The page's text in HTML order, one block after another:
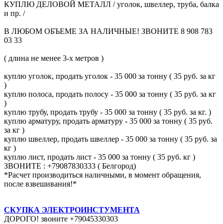
КУПЛЮ ДЕЛОВОЙ МЕТАЛЛ / уголок, швеллер, труба, балка
и пр. /
В ЛЮБОМ ОБЪЕМЕ ЗА НАЛИЧНЫЕ! ЗВОНИТЕ 8 908 783
03 33
( длина не менее 3-х метров )
куплю уголок, продать уголок - 35 000 за тонну ( 35 руб. за кг
)
куплю полоса, продать полосу - 35 000 за тонну ( 35 руб. за кг
)
куплю трубу, продать трубу - 35 000 за тонну ( 35 руб. за кг. )
куплю арматуру, продать арматуру - 35 000 за тонну ( 35 руб.
за кг )
куплю швеллер, продать швеллер - 35 000 за тонну ( 35 руб. за
кг )
куплю лист, продать лист - 35 000 за тонну ( 35 руб. кг )
ЗВОНИТЕ : +79087830333 ( Белгород)
*Расчет производиться наличными, в момент обращения,
после взвешивания!*
СКУПКА ЭЛЕКТРОИНСТУМЕНТА
ДОРОГО! звоните +79045330303